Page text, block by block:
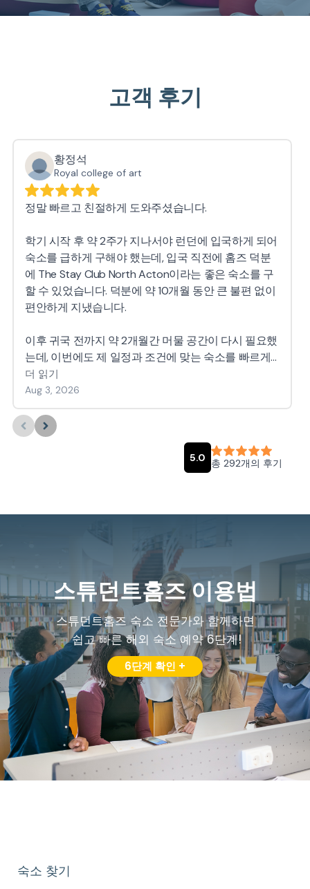
고객 후기
스튜던트홈즈 이용법
스튜던트홈즈 숙소 전문가와 함께하면
쉽고 빠른 해외 숙소 예약 6단계!
6단계 확인 +
숙소 찾기